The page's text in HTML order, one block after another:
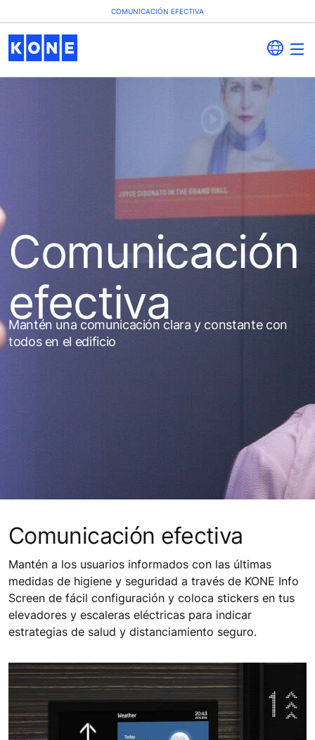
COMUNICACIÓN EFECTIVA
Comunicación
efectiva
Mantén una comunicación clara y constante con
todos en el edificio
Comunicación efectiva
Mantén a los usuarios informados con las últimas
medidas de higiene y seguridad a través de KONE Info
Screen de fácil configuración y coloca stickers en tus
elevadores y escaleras eléctricas para indicar
estrategias de salud y distanciamiento seguro.